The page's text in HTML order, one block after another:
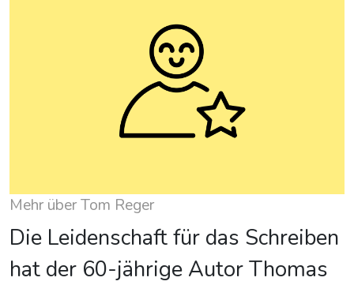
Mehr über Tom Reger
Die Leidenschaft für das Schreiben
hat der 60-jährige Autor Thomas